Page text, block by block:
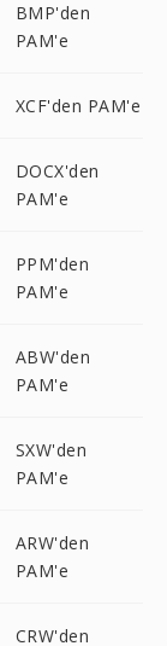
BMP'den
PAM'e
XCF'den PAM'e
DOCX'den
PAM'e
PPM'den
PAM'e
ABW'den
PAM'e
SXW'den
PAM'e
ARW'den
PAM'e
CRW'den